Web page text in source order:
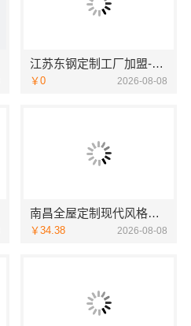
江苏东钢定制工厂加盟-江苏东钢
￥0 2026-08-08
南昌全屋定制现代风格施工队_江西尚宅尚品
￥34.38 2026-08-08